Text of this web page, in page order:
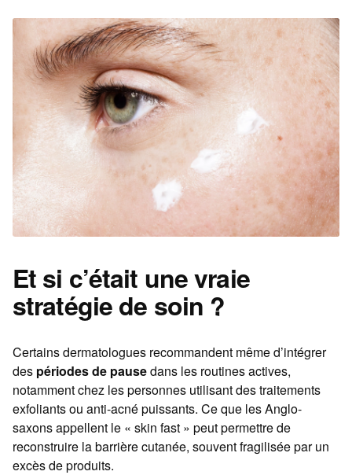
Et si c’était une vraie
stratégie de soin ?
Certains dermatologues recommandent même d’intégrer
des périodes de pausedans les routines actives,
notamment chez les personnes utilisant des traitements
exfoliants ou anti-acné puissants. Ce que les Anglo-
saxons appellent le « skin fast » peut permettre de
reconstruire la barrière cutanée, souvent fragilisée par un
excès de produits.